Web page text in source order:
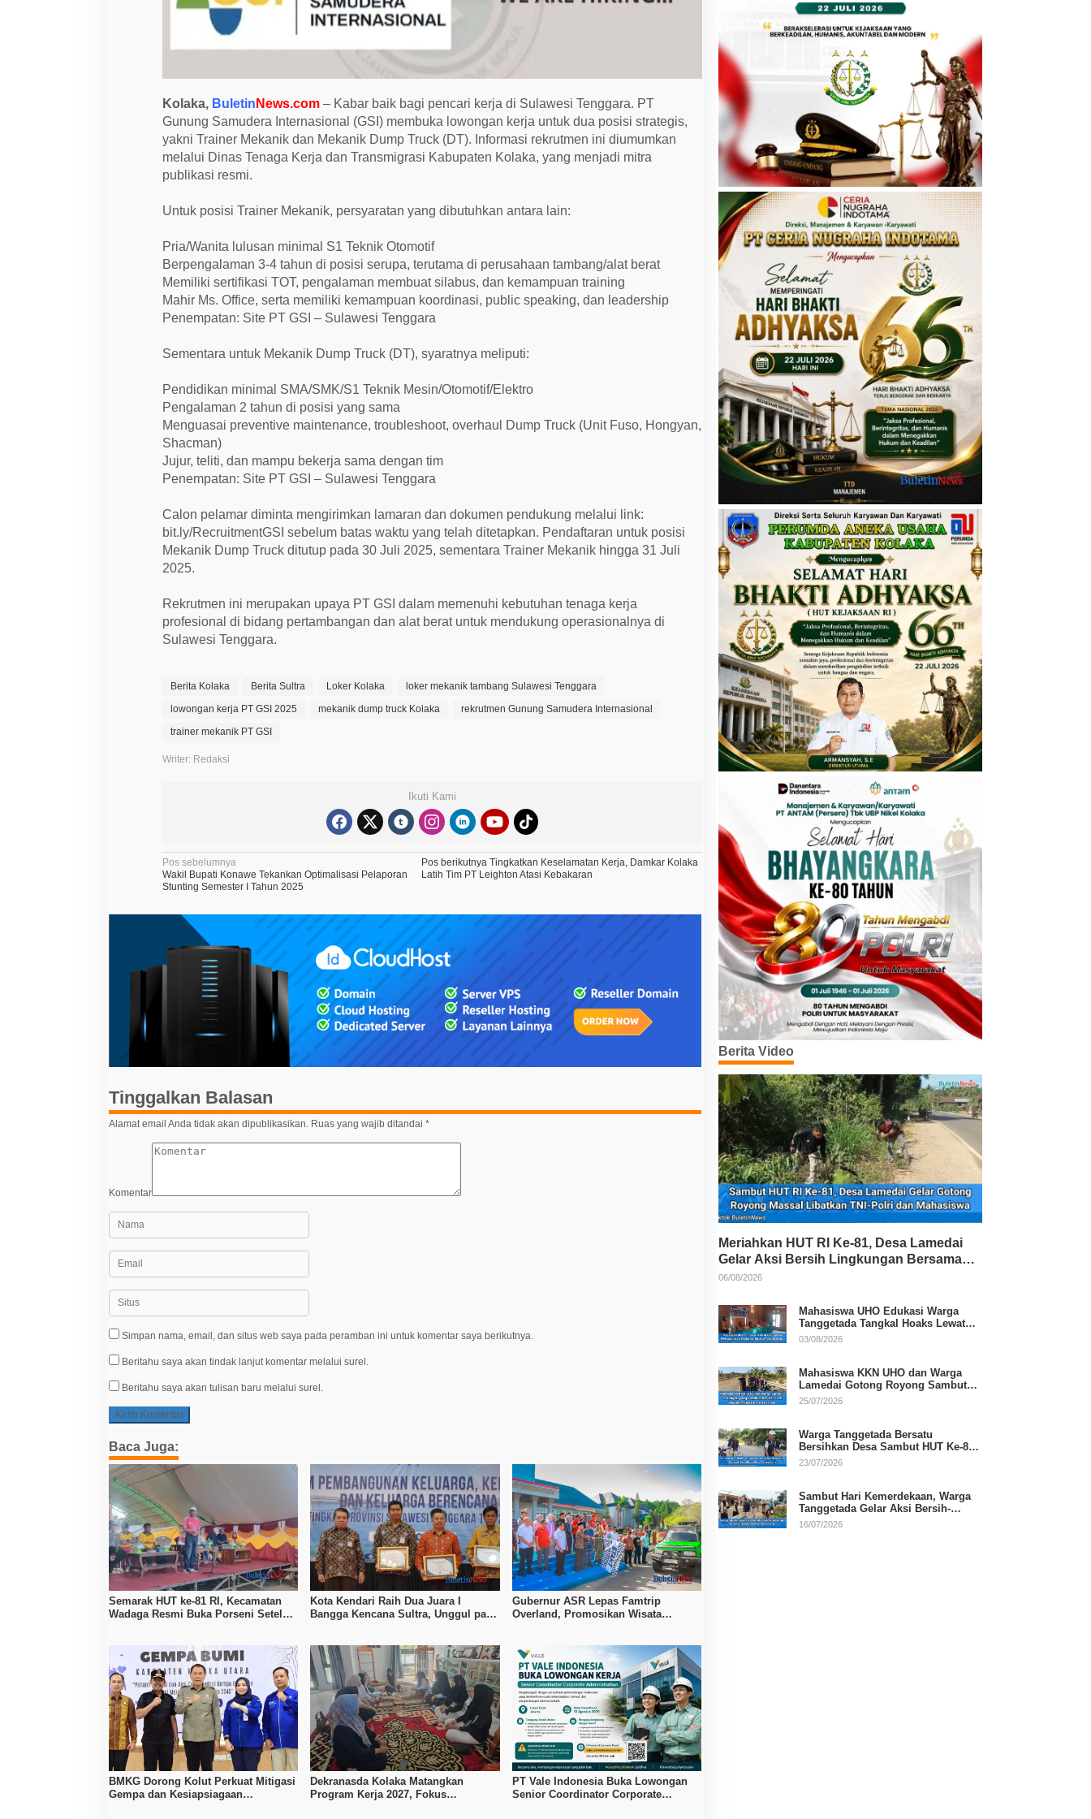
n
P
o
d
a
S
y
r
t
n
a
Kolaka, Buletin News.com – Kabar baik bagi pencari kerja di Sulawesi Tenggara. PT
Gunung Samudera Internasional (GSI) membuka lowongan kerja untuk dua posisi strategis,
yakni Trainer Mekanik dan Mekanik Dump Truck (DT). Informasi rekrutmen ini diumumkan
melalui Dinas Tenaga Kerja dan Transmigrasi Kabupaten Kolaka, yang menjadi mitra
publikasi resmi.
Untuk posisi Trainer Mekanik, persyaratan yang dibutuhkan antara lain:
Pria/Wanita lulusan minimal S1 Teknik Otomotif
Berpengalaman 3-4 tahun di posisi serupa, terutama di perusahaan tambang/alat berat
Memiliki sertifikasi TOT, pengalaman membuat silabus, dan kemampuan training
Mahir Ms. Office, serta memiliki kemampuan koordinasi, public speaking, dan leadership
Penempatan: Site PT GSI – Sulawesi Tenggara
Sementara untuk Mekanik Dump Truck (DT), syaratnya meliputi:
Pendidikan minimal SMA/SMK/S1 Teknik Mesin/Otomotif/Elektro
Pengalaman 2 tahun di posisi yang sama
Menguasai preventive maintenance, troubleshoot, overhaul Dump Truck (Unit Fuso, Hongyan,
Shacman)
Jujur, teliti, dan mampu bekerja sama dengan tim
Penempatan: Site PT GSI – Sulawesi Tenggara
Calon pelamar diminta mengirimkan lamaran dan dokumen pendukung melalui link:
bit.ly/RecruitmentGSI sebelum batas waktu yang telah ditetapkan. Pendaftaran untuk posisi
Mekanik Dump Truck ditutup pada 30 Juli 2025, sementara Trainer Mekanik hingga 31 Juli
2025.
Rekrutmen ini merupakan upaya PT GSI dalam memenuhi kebutuhan tenaga kerja
profesional di bidang pertambangan dan alat berat untuk mendukung operasionalnya di
Sulawesi Tenggara.
Berita Kolaka Berita Sultra Loker Kolaka
loker mekanik tambang Sulawesi Tenggara
lowongan kerja PT GSI 2025
mekanik dump truck Kolaka
rekrutmen Gunung Samudera Internasional
trainer mekanik PT GSI
Writer: Redaksi
Ikuti Kami
N
a
v
g
a
Pos sebelumnya
Wakil Bupati Konawe Tekankan Optimalisasi Pelaporan
Stunting Semester I Tahun 2025
Pos berikutnya Tingkatkan Keselamatan Kerja, Damkar Kolaka
Latih Tim PT Leighton Atasi Kebakaran
Tinggalkan Balasan
Alamat email Anda tidak akan dipublikasikan. Ruas yang wajib ditandai *
Komentar
Simpan nama, email, dan situs web saya pada peramban ini untuk komentar saya berikutnya.
Beritahu saya akan tindak lanjut komentar melalui surel.
Beritahu saya akan tulisan baru melalui surel.
Baca Juga:
Semarak HUT ke-81 RI, Kecamatan
Wadaga Resmi Buka Porseni Setelah
Kota Kendari Raih Dua Juara I
Bangga Kencana Sultra, Unggul pada
Gubernur ASR Lepas Famtrip
Overland, Promosikan Wisata
BMKG Dorong Kolut Perkuat Mitigasi
Gempa dan Kesiapsiagaan
Dekranasda Kolaka Matangkan
Program Kerja 2027, Fokus
PT Vale Indonesia Buka Lowongan
Senior Coordinator Corporate
Berita Video
Meriahkan HUT RI Ke-81, Desa Lamedai
Gelar Aksi Bersih Lingkungan Bersama
TNI-Polri
06/08/2026
Mahasiswa UHO Edukasi Warga
Tanggetada Tangkal Hoaks Lewat
Program Literasi
03/08/2026
Mahasiswa KKN UHO dan Warga
Lamedai Gotong Royong Sambut
HUT Ke-81 RI
25/07/2026
Warga Tanggetada Bersatu
Bersihkan Desa Sambut HUT Ke-81
RI
23/07/2026
Sambut Hari Kemerdekaan, Warga
Tanggetada Gelar Aksi Bersih-
Bersih Desa
16/07/2026